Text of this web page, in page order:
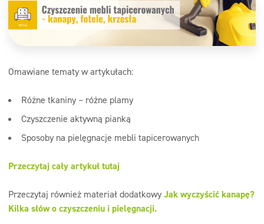
Omawiane tematy w artykułach:
Różne tkaniny – różne plamy
Czyszczenie aktywną pianką
Sposoby na pielęgnacje mebli tapicerowanych
Przeczytaj cały artykuł tutaj
Przeczytaj również materiał dodatkowyJak wyczyścić kanapę?
Kilka słów o czyszczeniu i pielęgnacji.